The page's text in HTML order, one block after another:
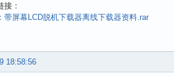
接：
带屏幕LCD脱机下载器离线下载器资料.rar
18:58:56